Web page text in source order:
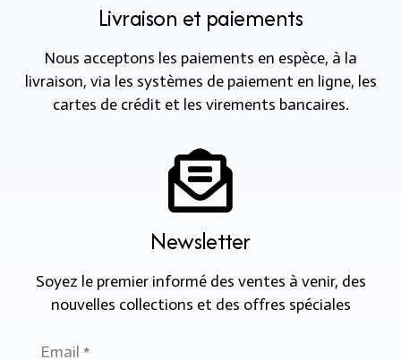
Livraison et paiements
Nous acceptons les paiements en espèce, à la
livraison, via les systèmes de paiement en ligne, les
cartes de crédit et les virements bancaires.
Newsletter
Soyez le premier informé des ventes à venir, des
nouvelles collections et des offres spéciales